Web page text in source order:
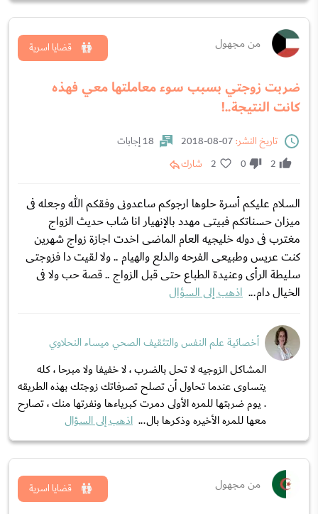
من مجهول
ضربت زوجتي بسبب سوء معاملتها معي فهذه
كانت النتيجة..!
قضايا اسرية
تاريخ النشر:
18 إجابات
2
0
2 شارك
السلام عليكم أسرة حلوها ارجوكم ساعدونى وفقكم الله وجعله فى
ميزان حسناتكم فبيتى مهدد بالإنهيار انا شاب حديث الزواج
مغترب فى دوله خليجيه العام الماضى اخدت اجازة زواج شهرين
كنت عريس وطبيعى الفرحه والدلع والهيام .. ولا لقيت دا فزوجتى
سليطة الرأى وعنيدة الطباع حتى قبل الزواج .. قصة حب ولا فى
الخيال دام... اذهب إلى السؤال
أخصائية علم النفس والتثقيف الصحي ميساء النحلاوي
المشاكل الزوجيه لا تحل بالضرب ، لا خفيفا ولا مبرحا ، كله
يتساوى عندما تحاول أن تصلح تصرفاتك زوجتك بهذه الطريقه
. يوم ضربتها للمره الأولى دمرت كبرياءها ونفرتها منك ، تصارح
معها للمره الأخيره وذكرها بال... اذهب إلى السؤال
من مجهول قضايا اسرية